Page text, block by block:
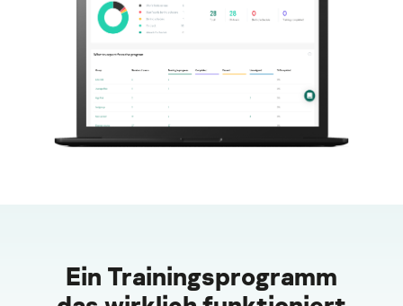
Ein Trainingsprogramm